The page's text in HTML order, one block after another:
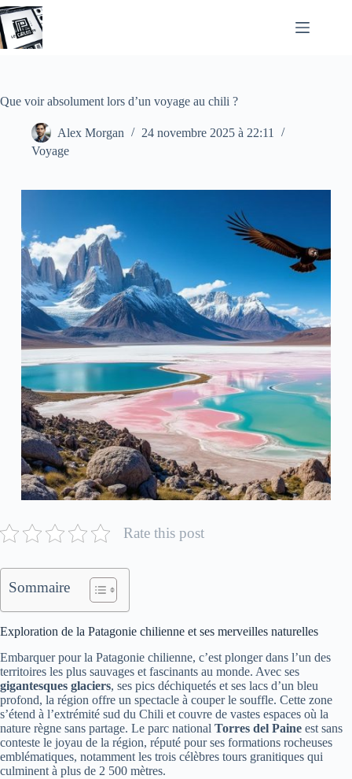
Passer
au
contenu
Que voir absolument lors d’un voyage au chili ?
Alex Morgan
24 novembre 2025 à 22:11
Voyage
Rate this post
Sommaire
Exploration de la Patagonie chilienne et ses merveilles naturelles
Embarquer pour la Patagonie chilienne, c’est plonger dans l’un des
territoires les plus sauvages et fascinants au monde. Avec ses
gigantesques glaciers, ses pics déchiquetés et ses lacs d’un bleu
profond, la région offre un spectacle à couper le souffle. Cette zone
s’étend à l’extrémité sud du Chili et couvre de vastes espaces où la
nature règne sans partage. Le parc national Torres del Paine est sans
conteste le joyau de la région, réputé pour ses formations rocheuses
emblématiques, notamment les trois célèbres tours granitiques qui
culminent à plus de 2 500 mètres.